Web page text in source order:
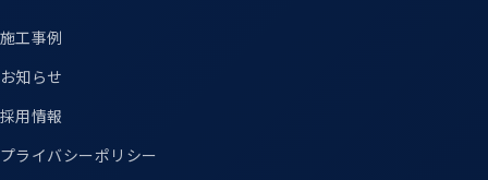
施工事例
お知らせ
採用情報
プライバシーポリシー